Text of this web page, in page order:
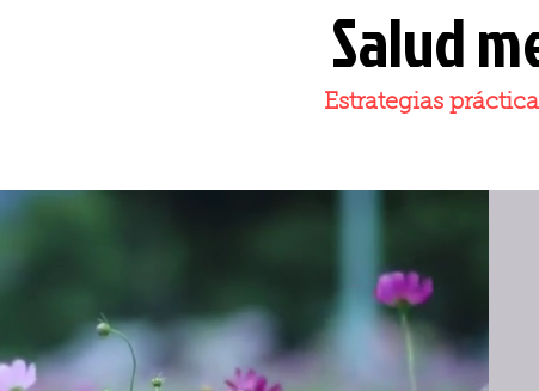
Salud
Estrategias